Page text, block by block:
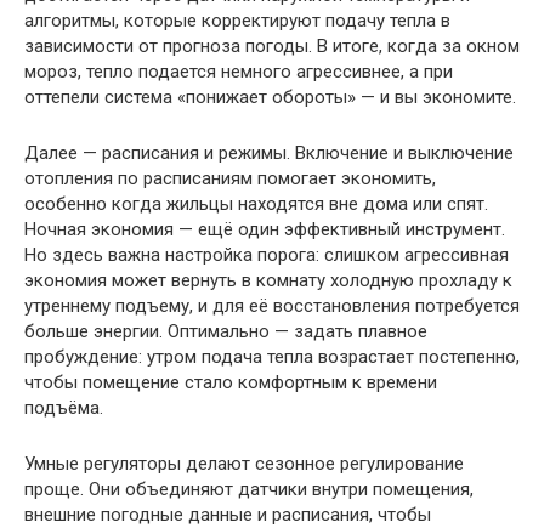
алгоритмы, которые корректируют подачу тепла в
зависимости от прогноза погоды. В итоге, когда за окном
мороз, тепло подается немного агрессивнее, а при
оттепели система «понижает обороты» — и вы экономите.
Далее — расписания и режимы. Включение и выключение
отопления по расписаниям помогает экономить,
особенно когда жильцы находятся вне дома или спят.
Ночная экономия — ещё один эффективный инструмент.
Но здесь важна настройка порога: слишком агрессивная
экономия может вернуть в комнату холодную прохладу к
утреннему подъему, и для её восстановления потребуется
больше энергии. Оптимально — задать плавное
пробуждение: утром подача тепла возрастает постепенно,
чтобы помещение стало комфортным к времени
подъёма.
Умные регуляторы делают сезонное регулирование
проще. Они объединяют датчики внутри помещения,
внешние погодные данные и расписания, чтобы